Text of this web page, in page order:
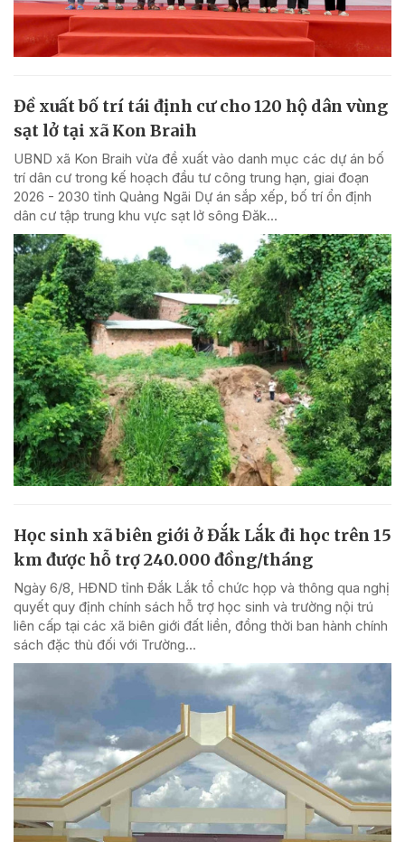
Đề xuất bố trí tái định cư cho 120 hộ dân vùng
sạt lở tại xã Kon Braih
UBND xã Kon Braih vừa đề xuất vào danh mục các dự án bố
trí dân cư trong kế hoạch đầu tư công trung hạn, giai đoạn
2026 - 2030 tỉnh Quảng Ngãi Dự án sắp xếp, bố trí ổn định
dân cư tập trung khu vực sạt lở sông Đăk...
Học sinh xã biên giới ở Đắk Lắk đi học trên 15
km được hỗ trợ 240.000 đồng/tháng
Ngày 6/8, HĐND tỉnh Đắk Lắk tổ chức họp và thông qua nghị
quyết quy định chính sách hỗ trợ học sinh và trường nội trú
liên cấp tại các xã biên giới đất liền, đồng thời ban hành chính
sách đặc thù đối với Trường...